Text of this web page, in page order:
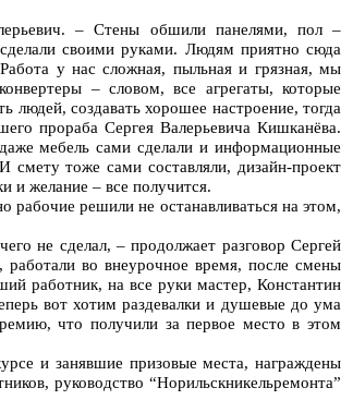
– Стены обшили панелями, пол –
своими руками. Людям приятно сюда
у нас сложная, пыльная и грязная, мы
– словом, все агрегаты, которые
создавать хорошее настроение, тогда
прораба Сергея Валерьевича Кишканёва.
мебель сами сделали и информационные
тоже сами составляли, дизайн-проект
и желание – все получится.
решили не останавливаться на этом,
не сделал, – продолжает разговор Сергей
во внеурочное время, после смены
работник, на все руки мастер, Константин
вот хотим раздевалки и душевые до ума
что получили за первое место в этом
и занявшие призовые места, награждены
руководство “Норильскникельремонта”